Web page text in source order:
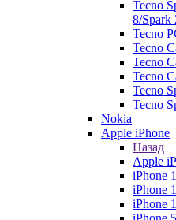
Tecno
8/Spark
Tecno
Tecno
Tecno
Tecno
Tecno
Tecno
Nokia
Apple iPhone
Назад
Apple
iPhone
iPhone
iPhone